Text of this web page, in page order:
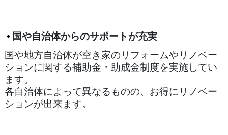
国や自治体からのサポートが充実
国や地方自治体が空き家のリフォームやリノベー
ションに関する補助金・助成金制度を実施してい
ます。
各自治体によって異なるものの、お得にリノベー
ションが出来ます。